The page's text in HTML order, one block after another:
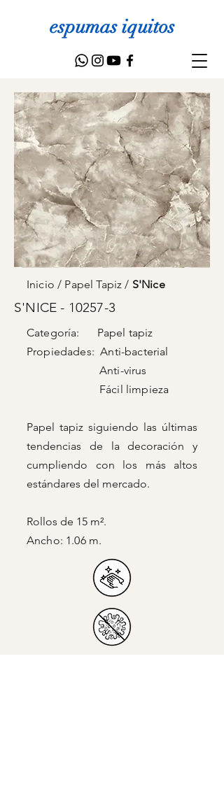
espumas iquitos
Inicio/ Papel Tapiz/ S'Nice
S'NICE - 10257-3
Categoría: Papel tapiz
Propiedades: Anti-bacterial
Anti-virus
Fácil limpieza
Papel tapiz siguiendo las últimas
tendencias de la decoración y
cumpliendo con los más altos
estándares del mercado.
Rollos de 15 m².
Ancho: 1.06 m.